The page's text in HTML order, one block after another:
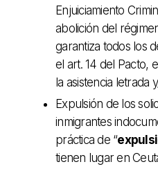
Enjuiciamiento
abolición del
garantiza todos los
el art. 14 del Pacto,
la asistencia letrada
Expulsión de los
inmigrantes
práctica de “
tienen lugar en